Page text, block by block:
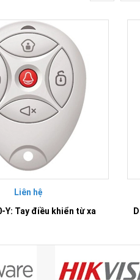
Liên hệ
Y: Tay điều khiển từ xa